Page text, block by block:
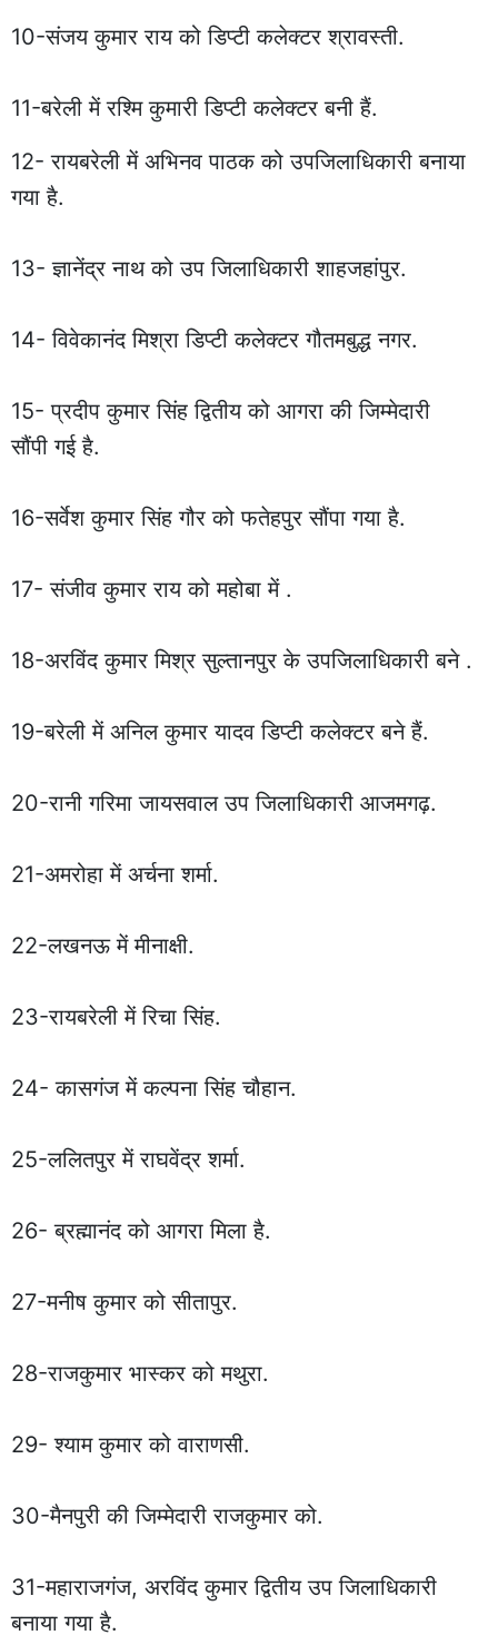
10-संजय कुमार राय को डिप्टी कलेक्टर श्रावस्ती.
11-बरेली में रश्मि कुमारी डिप्टी कलेक्टर बनी हैं.
12- रायबरेली में अभिनव पाठक को उपजिलाधिकारी बनाया
गया है.
13- ज्ञानेंद्र नाथ को उप जिलाधिकारी शाहजहांपुर.
14- विवेकानंद मिश्रा डिप्टी कलेक्टर गौतमबुद्ध नगर.
15- प्रदीप कुमार सिंह द्वितीय को आगरा की जिम्मेदारी
सौंपी गई है.
16-सर्वेश कुमार सिंह गौर को फतेहपुर सौंपा गया है.
17- संजीव कुमार राय को महोबा में .
18-अरविंद कुमार मिश्र सुल्तानपुर के उपजिलाधिकारी बने .
19-बरेली में अनिल कुमार यादव डिप्टी कलेक्टर बने हैं.
20-रानी गरिमा जायसवाल उप जिलाधिकारी आजमगढ़.
21-अमरोहा में अर्चना शर्मा.
22-लखनऊ में मीनाक्षी.
23-रायबरेली में रिचा सिंह.
24- कासगंज में कल्पना सिंह चौहान.
25-ललितपुर में राघवेंद्र शर्मा.
26- ब्रह्मानंद को आगरा मिला है.
27-मनीष कुमार को सीतापुर.
28-राजकुमार भास्कर को मथुरा.
29- श्याम कुमार को वाराणसी.
30-मैनपुरी की जिम्मेदारी राजकुमार को.
31-महाराजगंज, अरविंद कुमार द्वितीय उप जिलाधिकारी
बनाया गया है.